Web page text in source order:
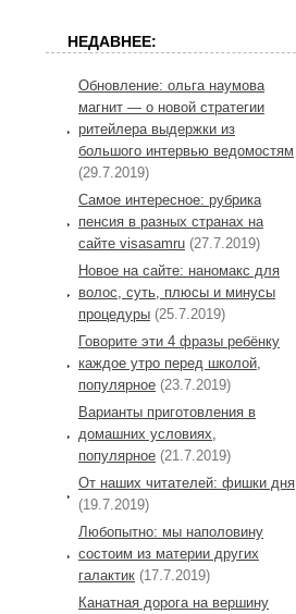
НЕДАВНЕЕ:
Обновление: ольга наумова
магнит — о новой стратегии
ритейлера выдержки из
большого интервью ведомостям
(29.7.2019)
Самое интересное: рубрика
пенсия в разных странах на
сайте visasamru (27.7.2019)
Новое на сайте: наномакс для
волос, суть, плюсы и минусы
процедуры (25.7.2019)
Говорите эти 4 фразы ребёнку
каждое утро перед школой,
популярное (23.7.2019)
Варианты приготовления в
домашних условиях,
популярное (21.7.2019)
От наших читателей: фишки дня
(19.7.2019)
Любопытно: мы наполовину
состоим из материи других
галактик (17.7.2019)
Канатная дорога на вершину